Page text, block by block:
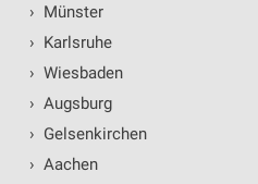
› Münster
› Karlsruhe
› Wiesbaden
› Augsburg
› Gelsenkirchen
› Aachen